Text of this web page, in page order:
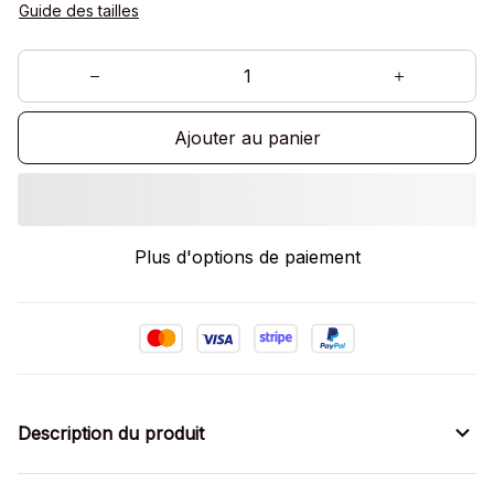
Guide des tailles
Ajouter au panier
Plus d'options de paiement
Description du produit